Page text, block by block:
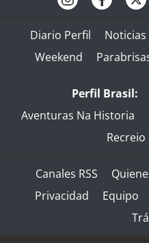
Diario Perfil Noticias
Weekend
Perfil Brasil:
Aventuras Na Historia
Recreio
Canales RSS
Privacidad
Equipo